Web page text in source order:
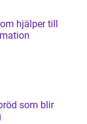
hjälper till
som blir